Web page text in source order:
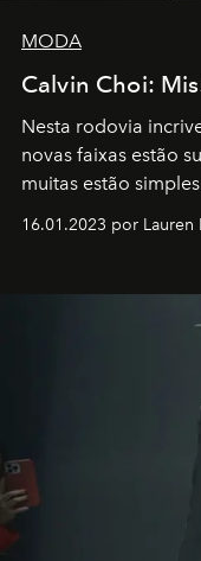
MODA
Calvin Choi:
Nesta rodovia
novas faixas estão
muitas estão
transportador
por propósitos,
16.01.2023 por Lauren